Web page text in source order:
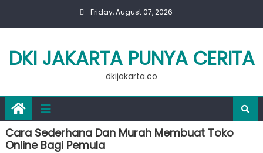
Friday, August 07, 2026
DKI JAKARTA PUNYA CERITA
dkijakarta.co
Cara Sederhana Dan Murah Membuat Toko
Online Bagi Pemula